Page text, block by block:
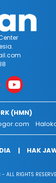
(HMN)
HAK
ALL RIGHTS